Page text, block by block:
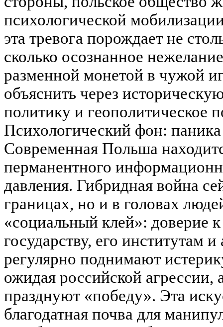
психологической
эта тревога порождает не
сколько осознанное
разменной монетой в чужой
объяснить через
политику и геополитическое
Психологический фон:
Современная Польша
перманентного
давления. Гибридная война
границах, но и в головах
«социальный клей»: доверие
государству, его
регулярно поднимают
ожидая российской агрессии,
празднуют «победу». Эта
благодатная почва для